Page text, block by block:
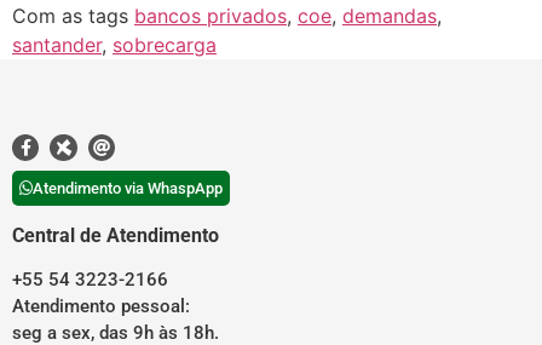
Com as tags bancos privados, coe, demandas,
santander, sobrecarga
Atendimento via WhaspApp
Central de Atendimento
+55 54 3223-2166
Atendimento pessoal:
seg a sex, das 9h às 18h.